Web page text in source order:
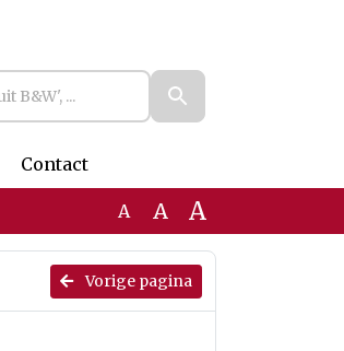
Contact
A A A
Vorige pagina